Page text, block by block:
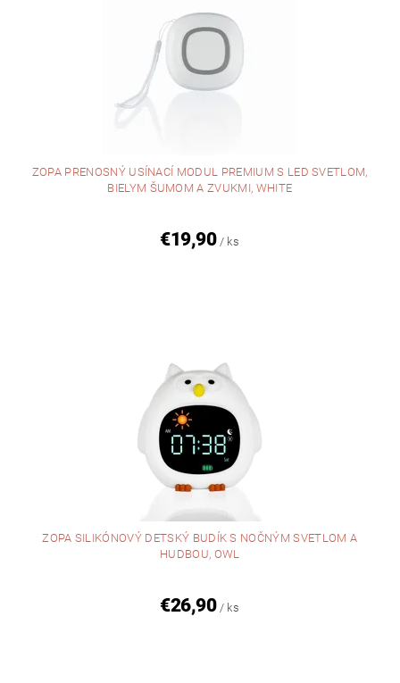
ZOPA PRENOSNÝ USÍNACÍ MODUL PREMIUM S LED SVETLOM,
BIELYM ŠUMOM A ZVUKMI, WHITE
€19,90 / ks
ZOPA SILIKÓNOVÝ DETSKÝ BUDÍK S NOČNÝM SVETLOM A
HUDBOU, OWL
€26,90 / ks